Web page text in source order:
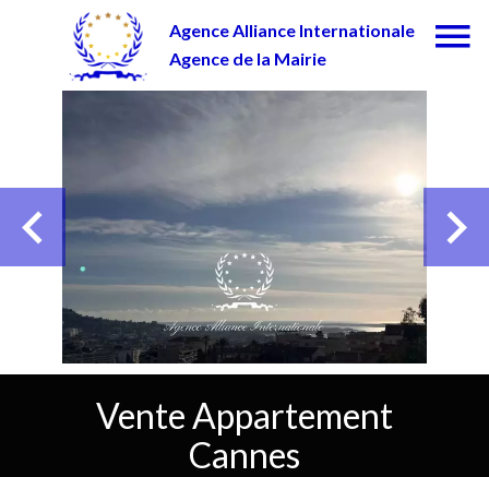
Agence Alliance Internationale
Agence de la Mairie
Vente Appartement
Cannes